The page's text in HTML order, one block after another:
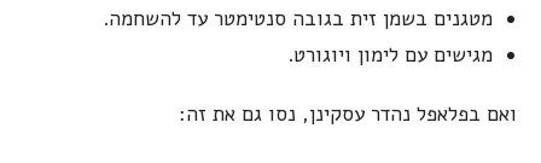
מטגנים בשמן זית בגובה סנטימטר עד להשחמה.
מגישים עם לימון ויוגורט.
ואם בפלאפל נהדר עסקינן, נסו גם את זה: